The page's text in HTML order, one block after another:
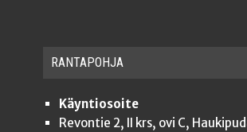
RAN­TA­POH­JA
Käyntiosoite
Revontie 2, II krs, ovi C,